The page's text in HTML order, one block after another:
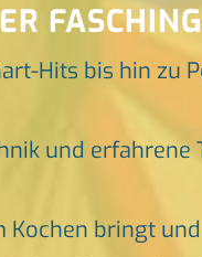
Hits bis hin
und
bringt